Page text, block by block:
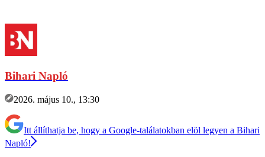
Bihari Napló
2026. május 10., 13:30
Itt állíthatja be, hogy a Google-találatokban elöl legyen a Bihari
Napló!